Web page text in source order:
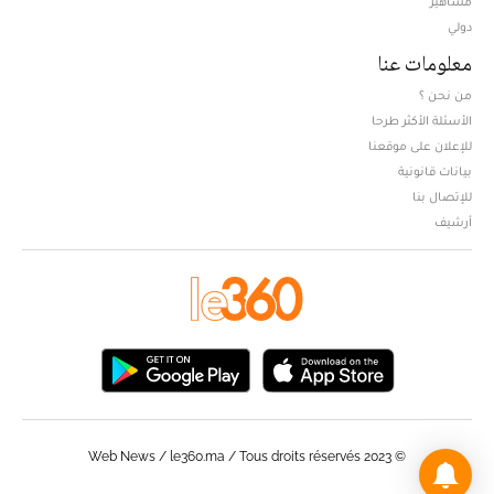
دولي
معلومات عنا
من نحن ؟
الأسئلة الأكثر طرحا
للإعلان على موقعنا
بيانات قانونية
للإتصال بنا
أرشيف
© Web News / le360.ma / Tous droits réservés 2023